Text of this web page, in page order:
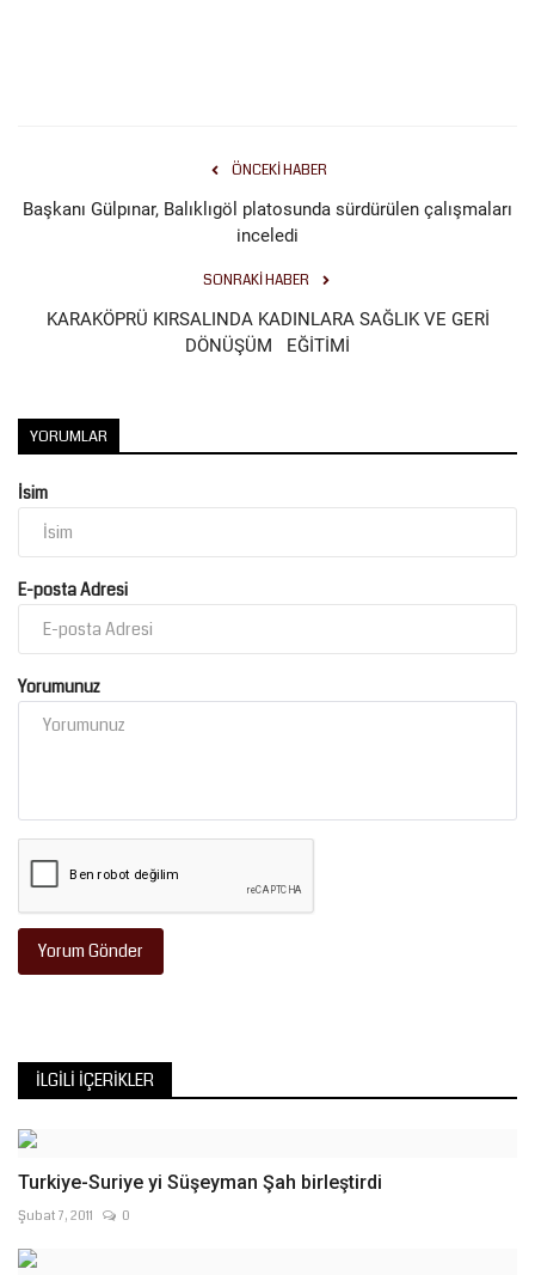
ÖNCEKI HABER
Başkanı Gülpınar, Balıklıgöl platosunda sürdürülen çalışmaları
inceledi
SONRAKI HABER
KARAKÖPRÜ KIRSALINDA KADINLARA SAĞLIK VE GERİ
DÖNÜŞÜM EĞİTİMİ
YORUMLAR
İsim
E-posta Adresi
Yorumunuz
Yorum Gönder
İLGILI İÇERIKLER
Turkiye-Suriye yi Süşeyman Şah birleştirdi
Şubat 7, 2011 0